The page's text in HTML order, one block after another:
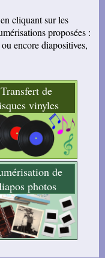
cliquant sur les
proposées :
encore diapositives,
Transfert de
vinyles
de
photos